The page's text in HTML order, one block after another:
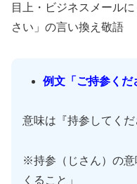
目上・ビジネスメール
さい」の言い換え敬語
例文「ご持参くだ
意味は『持参してくだ
※持参（じさん）の意
くること」